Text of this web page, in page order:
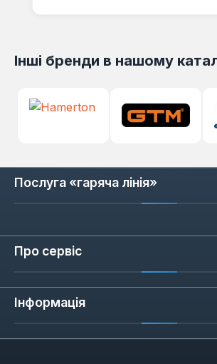
Інші бренди в нашому
Послуга «гаряча лінія»
Про сервіс
Інформація